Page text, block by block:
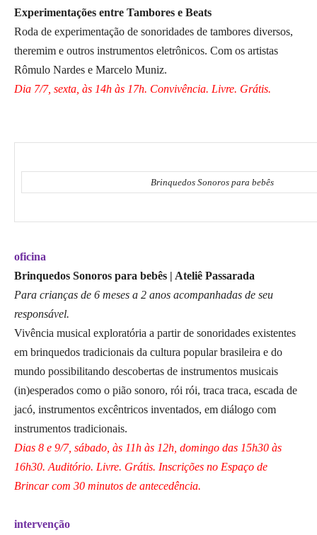
Experimentações entre Tambores e Beats
Roda de experimentação de sonoridades de tambores diversos,
theremim e outros instrumentos eletrônicos. Com os artistas
Rômulo Nardes e Marcelo Muniz.
Dia 7/7, sexta, às 14h às 17h. Convivência. Livre. Grátis.
Brinquedos Sonoros para bebês
oficina
Brinquedos Sonoros para bebês | Ateliê Passarada
Para crianças de 6 meses a 2 anos acompanhadas de seu
responsável.
Vivência musical exploratória a partir de sonoridades existentes
em brinquedos tradicionais da cultura popular brasileira e do
mundo possibilitando descobertas de instrumentos musicais
(in)esperados como o pião sonoro, rói rói, traca traca, escada de
jacó, instrumentos excêntricos inventados, em diálogo com
instrumentos tradicionais.
Dias 8 e 9/7, sábado, às 11h às 12h, domingo das 15h30 às
16h30. Auditório. Livre. Grátis. Inscrições no Espaço de
Brincar com 30 minutos de antecedência.
intervenção